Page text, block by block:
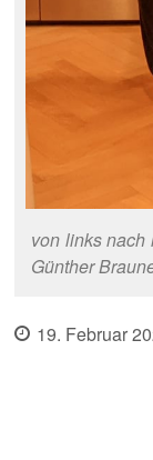
von links nach
Günther
19. Februar